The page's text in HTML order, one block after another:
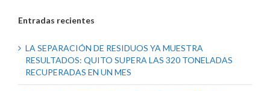
Entradas recientes
LA SEPARACIÓN DE RESIDUOS YA MUESTRA
RESULTADOS: QUITO SUPERA LAS 320 TONELADAS
RECUPERADAS EN UN MES